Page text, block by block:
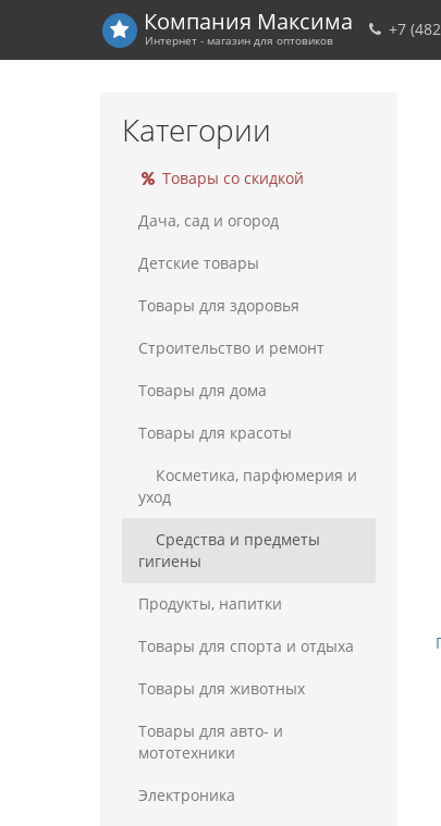
Компания Максима
Интернет - магазин для оптовиков
+7
Категории
Товары со скидкой
Дача, сад и огород
Детские товары
Товары для здоровья
Строительство и ремонт
Товары для дома
Товары для красоты
Косметика, парфюмерия и
уход
Средства и предметы
гигиены
Продукты, напитки
Товары для спорта и отдыха
Товары для животных
Товары для авто- и
мототехники
Электроника